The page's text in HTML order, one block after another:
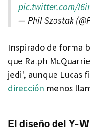
pic.twitter.com/
— Phil Szostak
Inspirado de forma
que Ralph
jedi', aunque Lucas
dirección menos
El diseño del Y-